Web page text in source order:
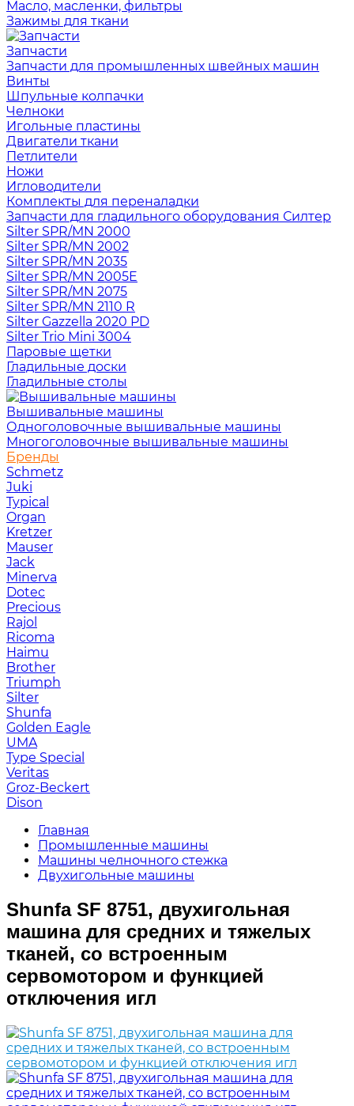
Масло, масленки, фильтры
Зажимы для ткани
Запчасти
Запчасти для промышленных швейных машин
Винты
Шпульные колпачки
Челноки
Игольные пластины
Двигатели ткани
Петлители
Ножи
Игловодители
Комплекты для переналадки
Запчасти для гладильного оборудования Силтер
Silter SPR/MN 2000
Silter SPR/MN 2002
Silter SPR/MN 2035
Silter SPR/MN 2005E
Silter SPR/MN 2075
Silter SPR/MN 2110 R
Silter Gazzella 2020 PD
Silter Trio Mini 3004
Паровые щетки
Гладильные доски
Гладильные столы
Вышивальные машины
Одноголовочные вышивальные машины
Многоголовочные вышивальные машины
Бренды
Schmetz
Juki
Typical
Organ
Kretzer
Mauser
Jack
Minerva
Dotec
Precious
Rajol
Ricoma
Haimu
Brother
Triumph
Silter
Shunfa
Golden Eagle
UMA
Type Special
Veritas
Groz-Beckert
Dison
Главная
Промышленные машины
Машины челночного стежка
Двухигольные машины
Shunfa SF 8751, двухигольная
машина для средних и тяжелых
тканей, со встроенным
сервомотором и функцией
отключения игл